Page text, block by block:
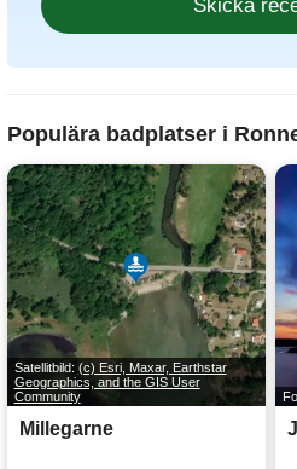
Populära badplatser i
Satellitbild: (c) Esri, Maxar, Earthstar
Geographics, and the GIS User
Community
Millegarne